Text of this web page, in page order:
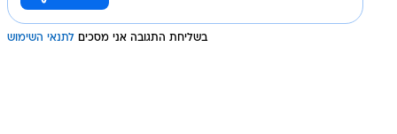
בשליחת התגובה אני מסכים לתנאי השימוש